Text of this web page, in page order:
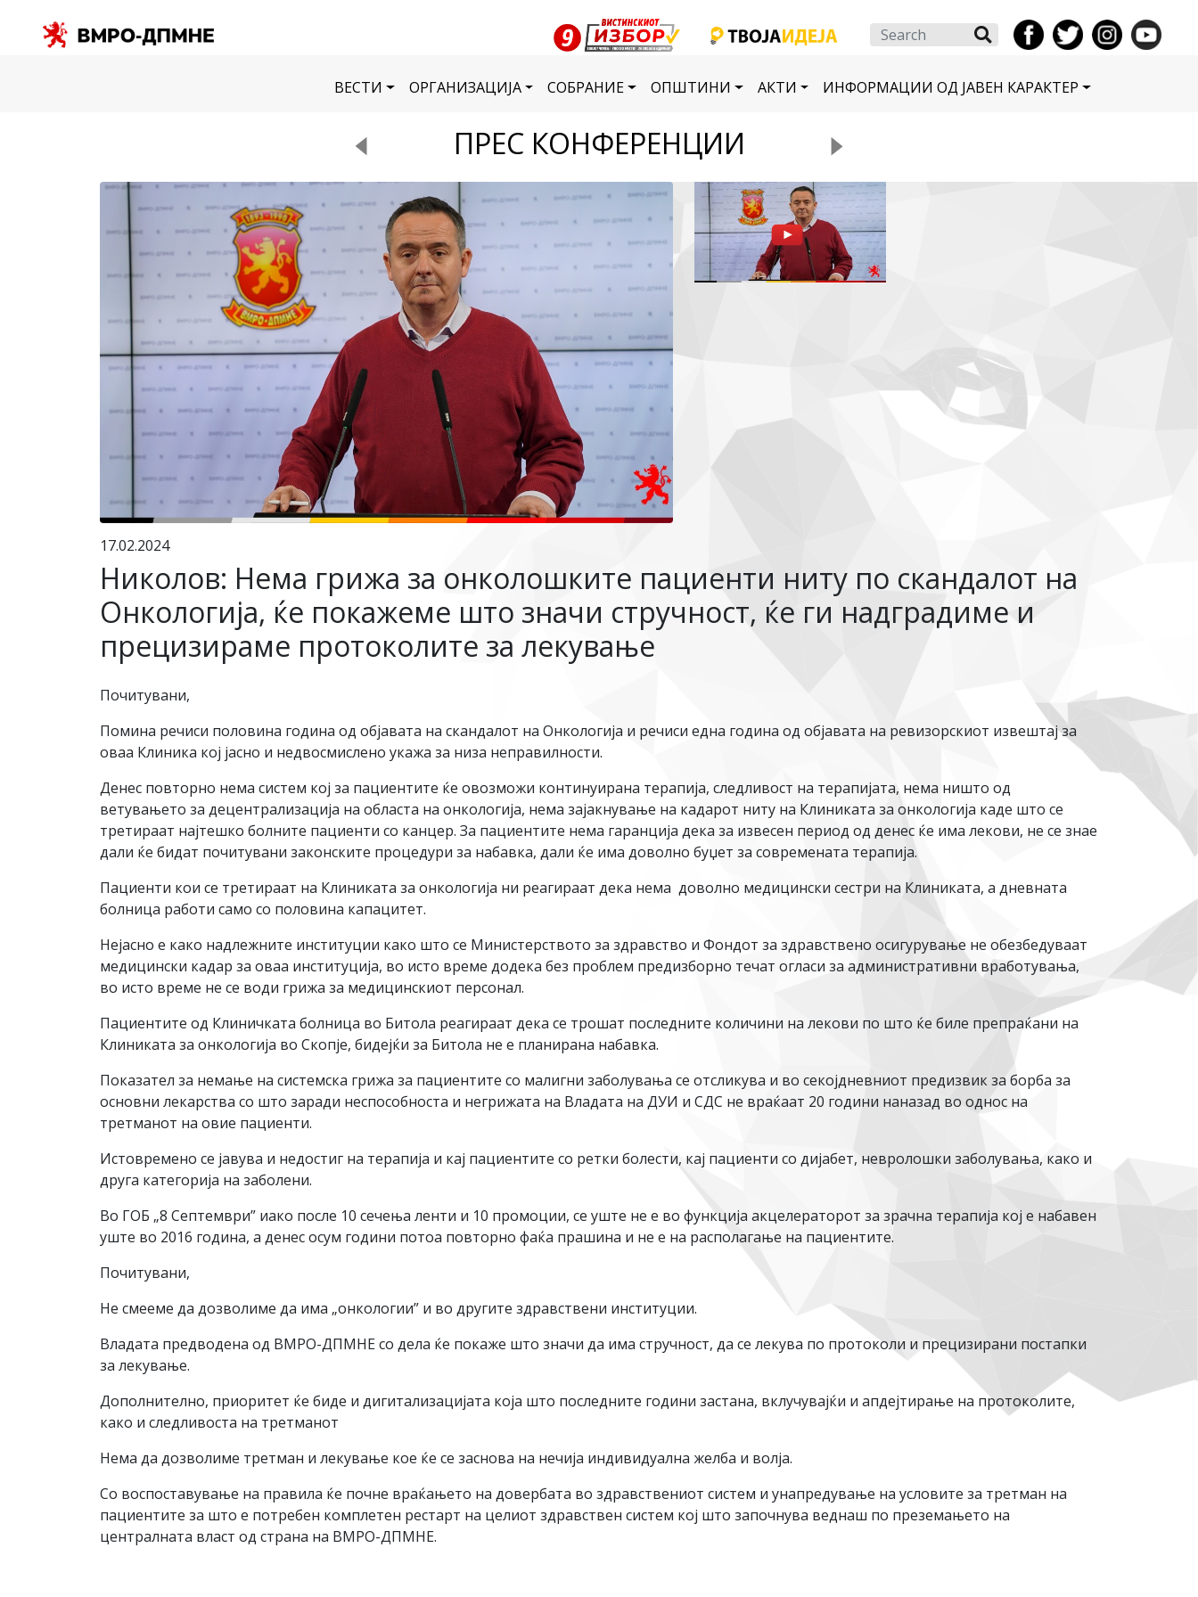
Search
ВЕСТИ ОРГАНИЗАЦИЈА СОБРАНИЕ ОПШТИНИ АКТИ ИНФОРМАЦИИ ОД ЈАВЕН КАРАКТЕР
ПРЕС КОНФЕРЕНЦИИ
17.02.2024
Николов: Нема грижа за онколошките пациенти ниту по скандалот на
Oнкологија, ќе покажеме што значи стручност, ќе ги надградиме и
прецизираме протоколите за лекување
Почитувани,
Помина речиси половина година од објавата на скандалот на Онкологија и речиси една година од објавата на ревизорскиот извештај за
оваа Клиника кој јасно и недвосмислено укажа за низа неправилности.
Денес повторно нема систем кој за пациентите ќе овозможи континуирана терапија, следливост на терапијата, нема ништо од
ветувањето за децентрализација на областа на онкологија, нема зајакнување на кадарот ниту на Клиниката за онкологија каде што се
третираат најтешко болните пациенти со канцер. За пациентите нема гаранција дека за извесен период од денес ќе има лекови, не се знае
дали ќе бидат почитувани законските процедури за набавка, дали ќе има доволно буџет за современата терапија.
Пациенти кои се третираат на Клиниката за онкологија ни реагираат дека нема доволно медицински сестри на Клиниката, а дневната
болница работи само со половина капацитет.
Нејасно е како надлежните институции како што се Министерството за здравство и Фондот за здравствено осигурување не обезбедуваат
медицински кадар за оваа институција, во исто време додека без проблем предизборно течат огласи за административни вработувања,
во исто време не се води грижа за медицинскиот персонал.
Пациентите од Клиничката болница во Битола реагираат дека се трошат последните количини на лекови по што ќе биле препраќани на
Клиниката за онкологија во Скопје, бидејќи за Битола не е планирана набавка.
Показател за немање на системска грижа за пациентите со малигни заболувања се отсликува и во секојдневниот предизвик за борба за
основни лекарства со што заради неспособноста и негрижата на Владата на ДУИ и СДС не враќаат 20 години наназад во однос на
третманот на овие пациенти.
Истовремено се јавува и недостиг на терапија и кај пациентите со ретки болести, кај пациенти со дијабет, невролошки заболувања, како и
друга категорија на заболени.
Во ГОБ „8 Септември” иако после 10 сечења ленти и 10 промоции, се уште не е во функција акцелераторот за зрачна терапија кој е набавен
уште во 2016 година, а денес осум години потоа повторно фаќа прашина и не е на располагање на пациентите.
Почитувани,
Не смееме да дозволиме да има „онкологии” и во другите здравствени институции.
Владата предводена од ВМРО-ДПМНЕ со дела ќе покаже што значи да има стручност, да се лекува по протоколи и прецизирани постапки
за лекување.
Дополнително, приоритет ќе биде и дигитализацијата која што последните години застана, вклучувајќи и апдејтирање на протоколите,
како и следливоста на третманот
Нема да дозволиме третман и лекување кое ќе се заснова на нечија индивидуална желба и волја.
Со воспоставување на правила ќе почне враќањето на довербата во здравствениот систем и унапредување на условите за третман на
пациентите за што е потребен комплетен рестарт на целиот здравствен систем кој што започнува веднаш по преземањето на
централната власт од страна на ВМРО-ДПМНЕ.